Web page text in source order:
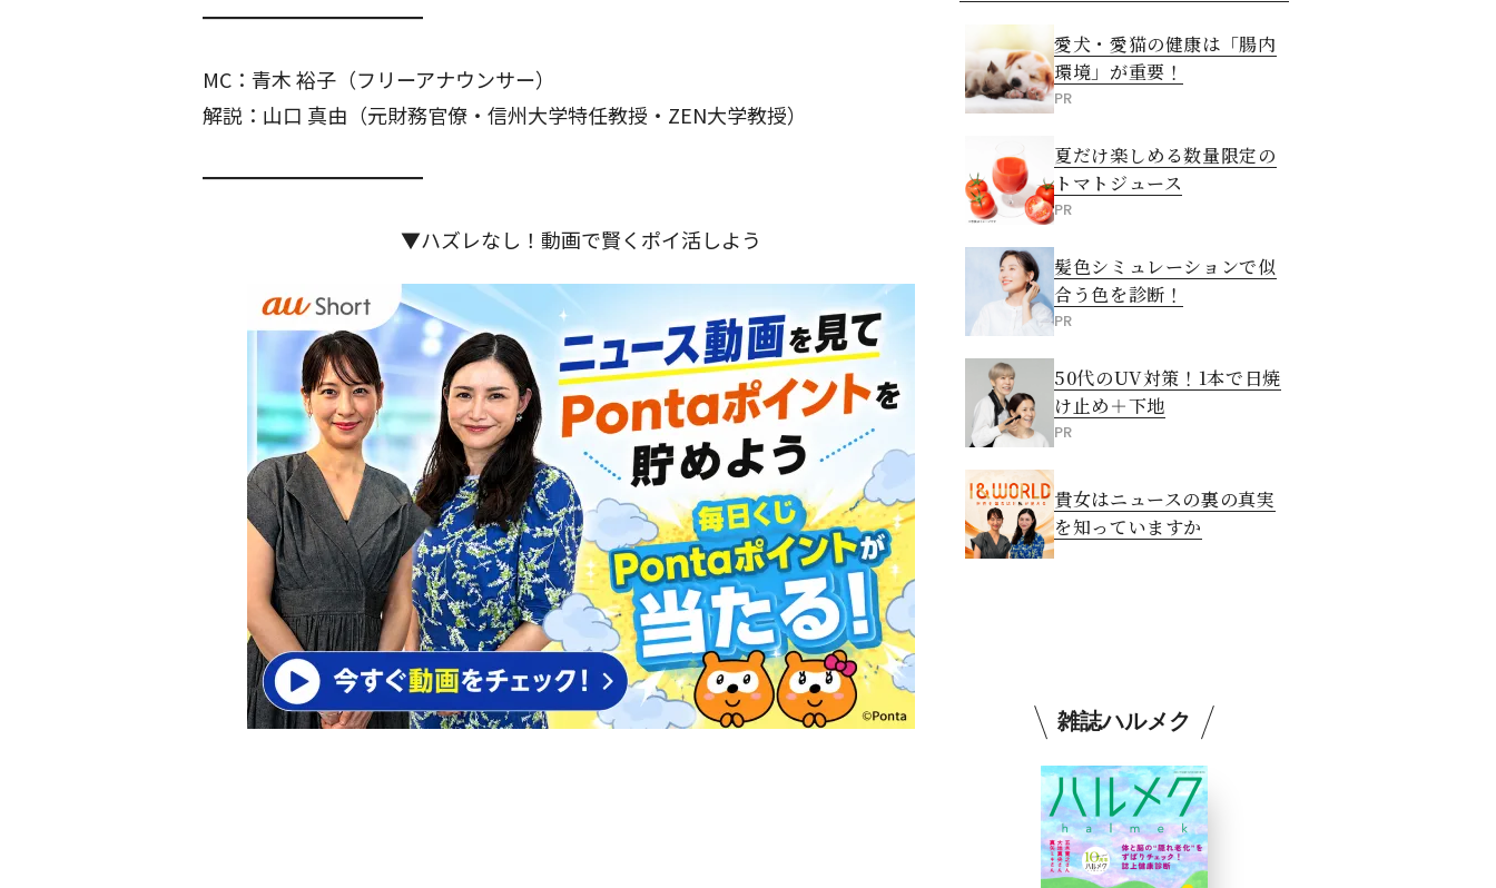
━━━━━━━━━━━
MC：青木 裕子（フリーアナウンサー）
解説：山口 真由（元財務官僚・信州大学特任教授・ZEN大学教授）
━━━━━━━━━━━
▼ハズレなし！動画で賢くポイ活しよう
愛犬・愛猫の健康は「腸内
環境」が重要！
PR
夏だけ楽しめる数量限定の
トマトジュース
PR
髪色シミュレーションで似
合う色を診断！
PR
50代のUV対策！1本で日焼
け止め＋下地
PR
貴女はニュースの裏の真実
を知っていますか
雑誌ハルメク